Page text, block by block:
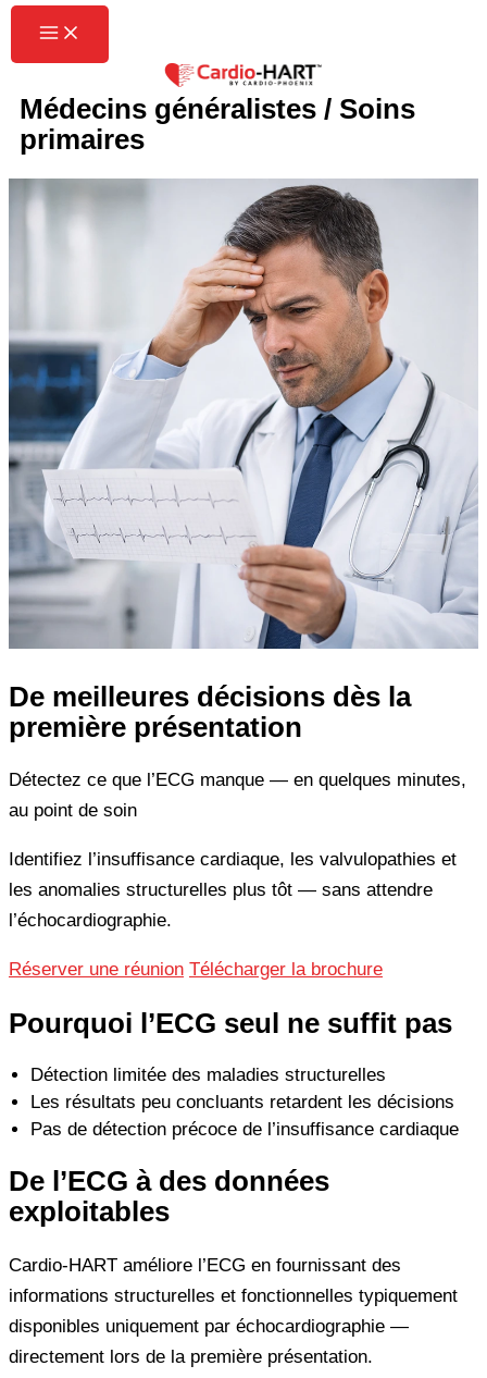
Skip
Médecins généralistes / Soins
primaires
De meilleures décisions dès la
première présentation
Détectez ce que l’ECG manque — en quelques minutes,
au point de soin
Identifiez l’insuffisance cardiaque, les valvulopathies et
les anomalies structurelles plus tôt — sans attendre
l’échocardiographie.
Réserver une réunion Télécharger la brochure
Pourquoi l’ECG seul ne suffit pas
Détection limitée des maladies structurelles
Les résultats peu concluants retardent les décisions
Pas de détection précoce de l’insuffisance cardiaque
De l’ECG à des données
exploitables
Cardio-HART améliore l’ECG en fournissant des
informations structurelles et fonctionnelles typiquement
disponibles uniquement par échocardiographie —
directement lors de la première présentation.